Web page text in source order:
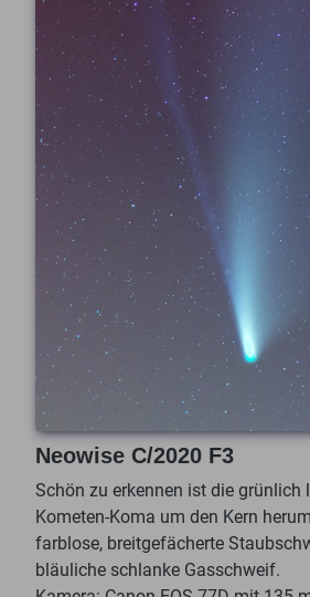
Neowise C/2020 F3
Schön zu erkennen ist die grünlich
Kometen-Koma um den Kern
farblose, breitgefächerte
bläuliche schlanke Gasschweif.